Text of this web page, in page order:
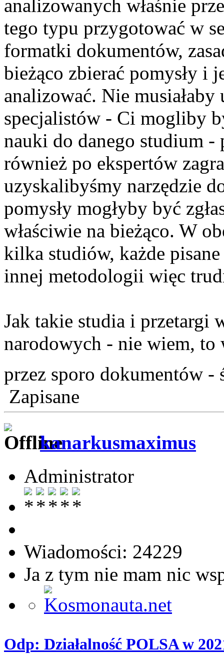
analizowanych właśnie
tego typu przygotować w
formatki dokumentów,
bieżąco zbierać pomysły i
analizować. Nie
specjalistów - Ci mogliby
nauki do danego studium -
również po ekspertów
uzyskalibyśmy narzędzie
pomysły mogłyby być
właściwie na bieżąco. W
kilka studiów, każde
innej metodologii więc
Jak takie studia i przetargi
narodowych - nie wiem, to
przez sporo dokumentów -
Zapisane
kanarkusmaximus
Administrator
Wiadomości: 24229
Ja z tym nie mam nic
Odp: Działalność POLSA w